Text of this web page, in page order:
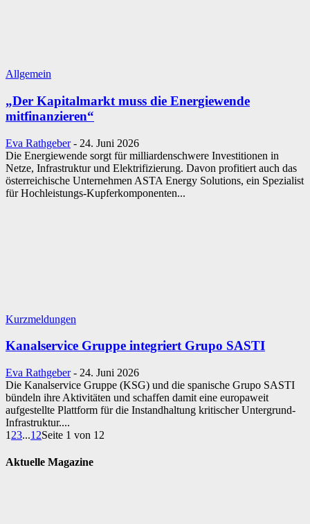
Allgemein
„Der Kapitalmarkt muss die Energiewende
mitfinanzieren“
Eva Rathgeber - 24. Juni 2026
Die Energiewende sorgt für milliardenschwere Investitionen in
Netze, Infrastruktur und Elektrifizierung. Davon profitiert auch das
österreichische Unternehmen ASTA Energy Solutions, ein Spezialist
für Hochleistungs-Kupferkomponenten...
Kurzmeldungen
Kanalservice Gruppe integriert Grupo SASTI
Eva Rathgeber - 24. Juni 2026
Die Kanalservice Gruppe (KSG) und die spanische Grupo SASTI
bündeln ihre Aktivitäten und schaffen damit eine europaweit
aufgestellte Plattform für die Instandhaltung kritischer Untergrund-
Infrastruktur....
1 23...12Seite 1 von 12
Aktuelle Magazine